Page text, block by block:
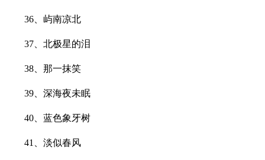
36、屿南凉北
37、北极星的泪
38、那一抹笑
39、深海夜未眠
40、蓝色象牙树
41、淡似春风